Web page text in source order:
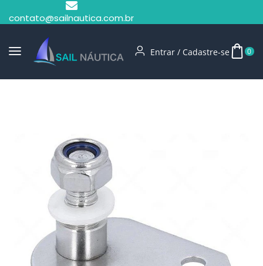
contato@sailnautica.com.br
Entrar / Cadastre-se 0